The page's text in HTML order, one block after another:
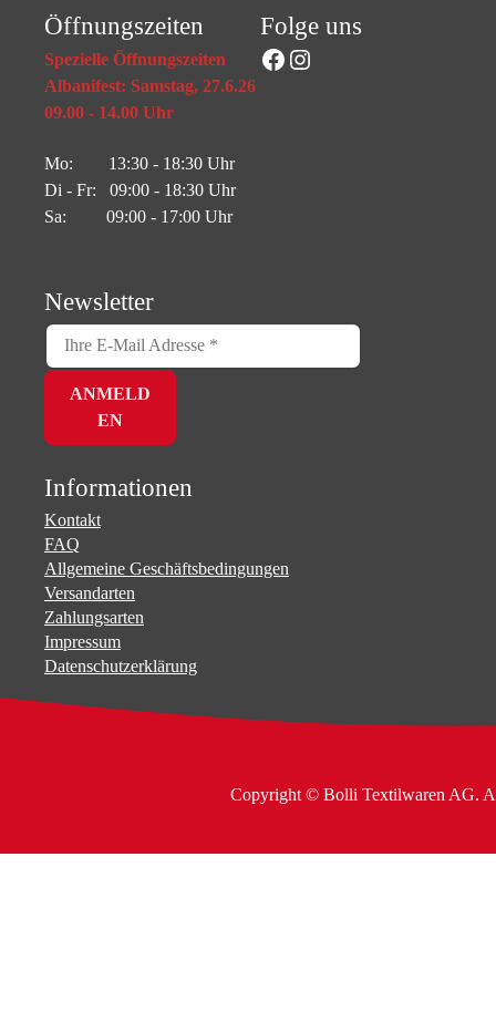
Öffnungszeiten
Spezielle Öffnungszeiten
Albanifest: Samstag, 27.6.26
09.00 - 14.00 Uhr
Mo: 13:30 - 18:30 Uhr
Di - Fr: 09:00 - 18:30 Uhr
Sa: 09:00 - 17:00 Uhr
Folge uns
Facebook
Instagram
Newsletter
Informationen
Kontakt
FAQ
Allgemeine Geschäftsbedingungen
Versandarten
Zahlungsarten
Impressum
Datenschutzerklärung
Copyright © Bolli Textilwaren AG.